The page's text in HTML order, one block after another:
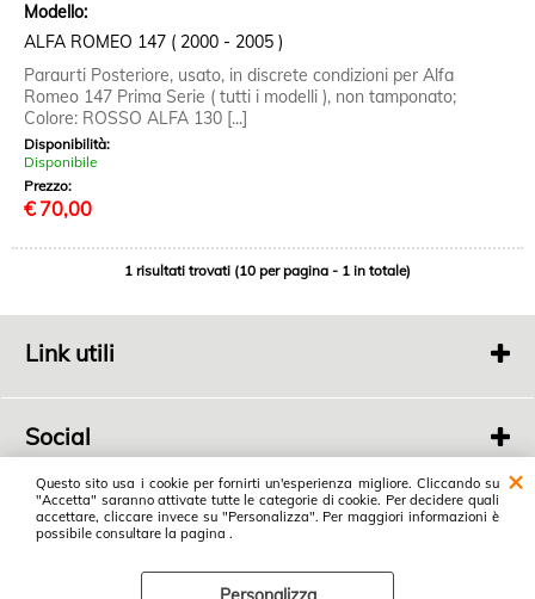
Questo sito usa i cookie per fornirti un'esperienza migliore. Cliccando su
"Accetta" saranno attivate tutte le categorie di cookie. Per decidere quali
accettare, cliccare invece su "Personalizza". Per maggiori informazioni è
possibile consultare la pagina .
Modello:
ALFA ROMEO 147 ( 2000 - 2005 )
Paraurti Posteriore, usato, in discrete condizioni per Alfa
Romeo 147 Prima Serie ( tutti i modelli ), non tamponato;
Colore: ROSSO ALFA 130 [...]
Disponibilità:
Disponibile
Prezzo:
€ 70,00
1 risultati trovati (10 per pagina - 1 in totale)
Link utili
Social
Autodemolizioni Dienne
Viale della Stazione, 74